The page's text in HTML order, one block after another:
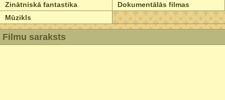
Zinātniskā fantastika
Dokumentālās filmas
Mūzikls
Filmu saraksts